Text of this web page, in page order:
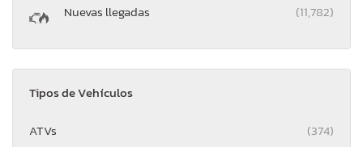
Nuevas llegadas (11,782)
Tipos de Vehículos
ATVs (374)